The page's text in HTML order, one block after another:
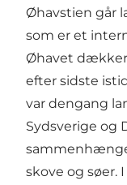
Øhavstien går
som er et
Øhavet dækker
efter sidste
var dengang
Sydsverige og
skove og søer.